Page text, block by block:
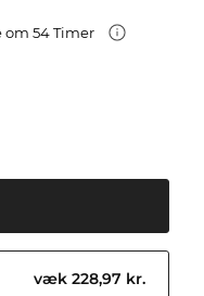
om 54 Timer
væk 228,97 kr.